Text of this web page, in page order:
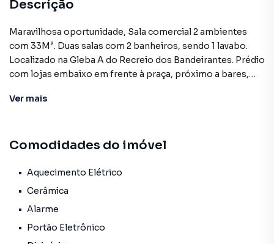
Portão Eletrônico
Divisória
Descrição
Maravilhosa oportunidade, Sala comercial 2 ambientes
com 33M². Duas salas com 2 banheiros, sendo 1 lavabo.
Localizado na Gleba A do Recreio dos Bandeirantes. Prédio
com lojas embaixo em frente à praça, próximo a bares,
Av. das Américas. Excelente pra empresas e consultórios.
Americas Imóveis
Ver mais
Comodidades do imóvel
Aquecimento Elétrico
Cerâmica
Alarme
Portão Eletrônico